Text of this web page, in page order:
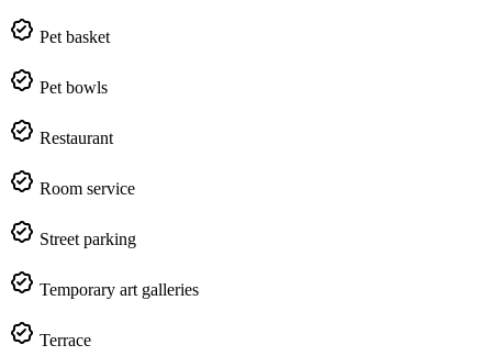
Pet basket
Pet bowls
Restaurant
Room service
Street parking
Temporary art galleries
Terrace